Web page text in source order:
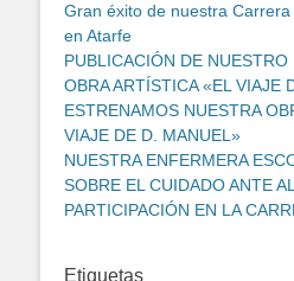
Gran éxito de nuestra
en Atarfe
PUBLICACIÓN DE NUESTRO
OBRA ARTÍSTICA «EL VIAJE
ESTRENAMOS NUESTRA
VIAJE DE D. MANUEL»
NUESTRA ENFERMERA
SOBRE EL CUIDADO ANTE
PARTICIPACIÓN EN LA
Etiquetas